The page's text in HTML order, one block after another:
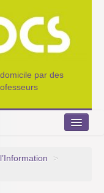
par des
>